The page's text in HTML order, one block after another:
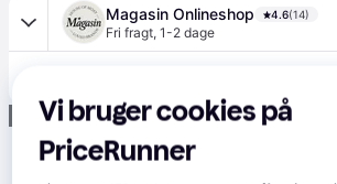
Magasin Onlineshop 4.6(14)
Fri fragt, 1-2 dage
Annonce
Vi bruger cookies på
PriceRunner